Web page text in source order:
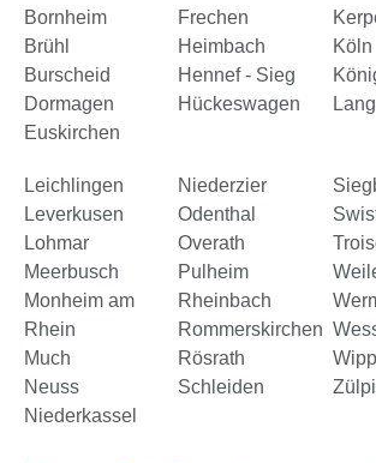
Bornheim
Brühl
Burscheid
Dormagen
Euskirchen
Frechen
Heimbach
Hennef - Sieg
Hückeswagen
Köln
Leichlingen
Leverkusen
Lohmar
Meerbusch
Monheim am
Rhein
Much
Neuss
Niederkassel
Niederzier
Odenthal
Overath
Pulheim
Rheinbach
Rommerskirchen
Rösrath
Schleiden